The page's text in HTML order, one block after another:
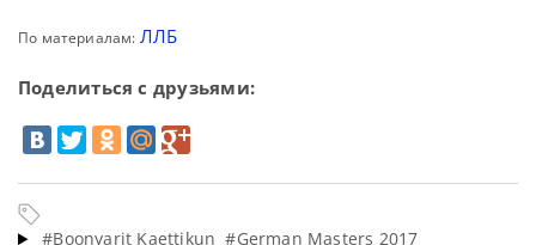
По материалам: ЛЛБ
Поделиться с друзьями:
#Boonyarit Kaettikun #German Masters 2017